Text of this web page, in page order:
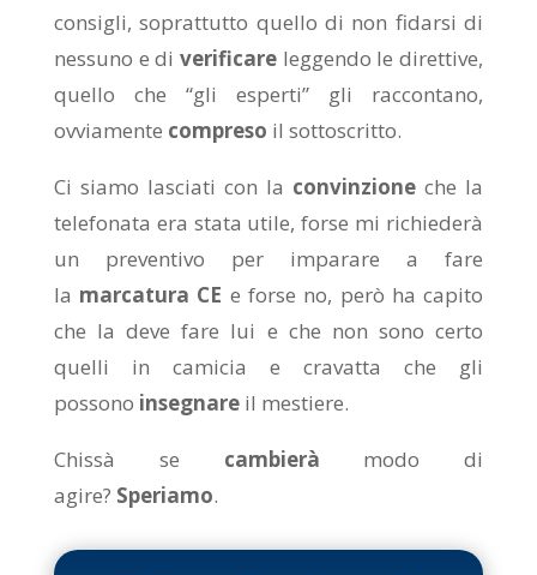
consigli, soprattutto quello di non fidarsi di
nessuno e di verificare leggendo le direttive,
quello che “gli esperti” gli raccontano,
ovviamente compreso il sottoscritto.
Ci siamo lasciati con la convinzione che la
telefonata era stata utile, forse mi richiederà
un preventivo per imparare a fare
la marcatura CE e forse no, però ha capito
che la deve fare lui e che non sono certo
quelli in camicia e cravatta che gli
possono insegnareil mestiere.
Chissà se cambierà modo di
agire? Speriamo.